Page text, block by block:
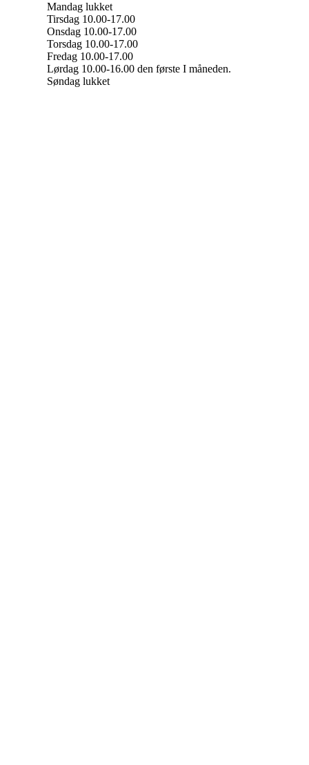
Mandag lukket
Tirsdag 10.00-17.00
Onsdag 10.00-17.00
Torsdag 10.00-17.00
Fredag 10.00-17.00
Lørdag 10.00-16.00 den første I måneden.
Søndag lukket